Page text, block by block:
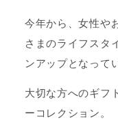
今年から、女性や
さまのライフスタ
ンアップとなって
大切な方へのギフ
ーコレクション。